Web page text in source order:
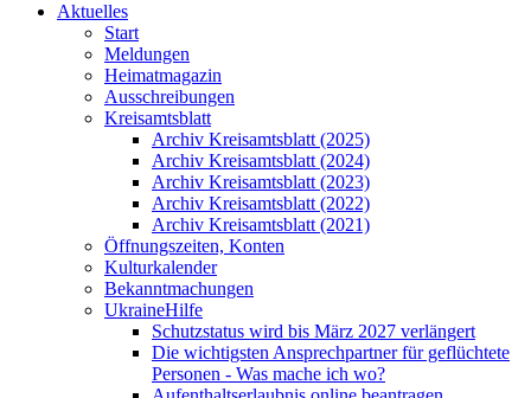
Aktuelles
Start
Meldungen
Heimatmagazin
Ausschreibungen
Kreisamtsblatt
Archiv Kreisamtsblatt (2025)
Archiv Kreisamtsblatt (2024)
Archiv Kreisamtsblatt (2023)
Archiv Kreisamtsblatt (2022)
Archiv Kreisamtsblatt (2021)
Öffnungszeiten, Konten
Kulturkalender
Bekanntmachungen
UkraineHilfe
Schutzstatus wird bis März 2027 verlängert
Die wichtigsten Ansprechpartner für geflüchtete
Personen - Was mache ich wo?